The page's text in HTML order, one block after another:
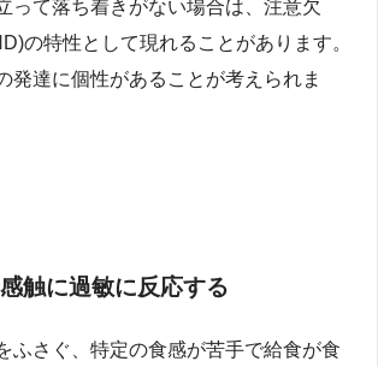
って落ち着きがない場合は、注意欠
の特性として現れることがあります。
発達に個性があることが考えられま
触に過敏に反応する
ふさぐ、特定の食感が苦手で給食が食